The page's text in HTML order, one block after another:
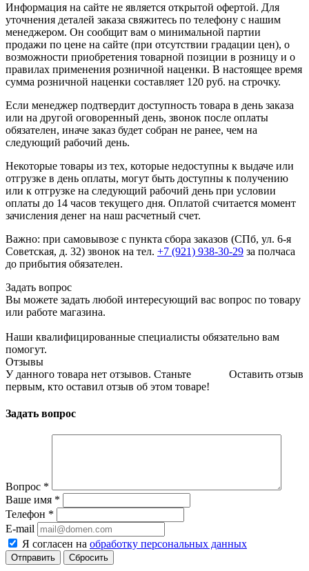
Информация на сайте не является открытой офертой. Для
уточнения деталей заказа свяжитесь по телефону с нашим
менеджером. Он сообщит вам о минимальной партии
продажи по цене на сайте (при отсутствии градации цен), о
возможности приобретения товарной позиции в розницу и о
правилах применения розничной наценки. В настоящее время
сумма розничной наценки составляет 120 руб. на строчку.
Если менеджер подтвердит доступность товара в день заказа
или на другой оговоренный день, звонок после оплаты
обязателен, иначе заказ будет собран не ранее, чем на
следующий рабочий день.
Некоторые товары из тех, которые недоступны к выдаче или
отгрузке в день оплаты, могут быть доступны к получению
или к отгрузке на следующий рабочий день при условии
оплаты до 14 часов текущего дня. Оплатой считается момент
зачисления денег на наш расчетный счет.
Важно: при самовывозе с пункта сборa заказов (СПб, ул. 6-я
Советская, д. 32) звонок на тел. +7 (921) 938-30-29 за полчаса
до прибытия обязателен.
Задать вопрос
Вы можете задать любой интересующий вас вопрос по товару
или работе магазина.
Наши квалифицированные специалисты обязательно вам
помогут.
Отзывы
Оставить отзыв
У данного товара нет отзывов. Станьте
первым, кто оставил отзыв об этом товаре!
Задать вопрос
Вопрос *
Ваше имя *
Телефон *
E-mail
Я согласен на обработку персональных данных
Сбросить